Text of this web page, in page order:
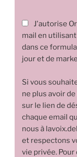
J'autorise
mail en
dans ce
jour et de
Si vous
ne plus avoir
sur le lien de
chaque email
nous à
et respectons
vie privée.